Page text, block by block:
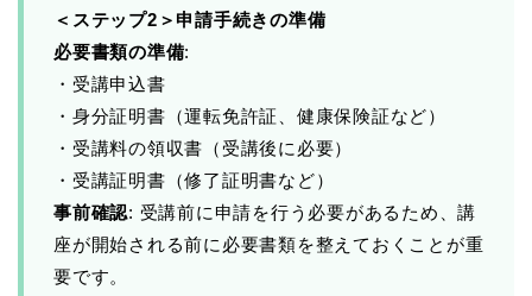
＜ステップ2＞申請手続きの準備
必要書類の準備:
・受講申込書
・身分証明書（運転免許証、健康保険証など）
・受講料の領収書（受講後に必要）
・受講証明書（修了証明書など）
事前確認: 受講前に申請を行う必要があるため、講
座が開始される前に必要書類を整えておくことが重
要です。